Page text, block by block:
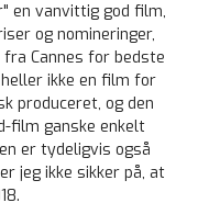
en vanvittig god film,
og nomineringer,
Cannes for bedste
ikke en film for
produceret, og den
film ganske enkelt
er tydeligvis også
jeg ikke sikker på, at